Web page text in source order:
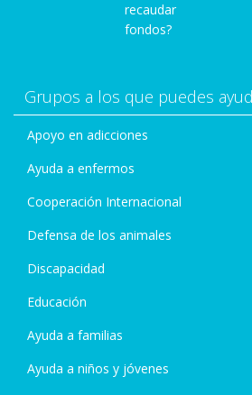
recaudar
fondos?
Grupos a los que puedes
Apoyo en adicciones
Ayuda a enfermos
Cooperación Internacional
Defensa de los animales
Discapacidad
Educación
Ayuda a familias
Ayuda a niños y jóvenes